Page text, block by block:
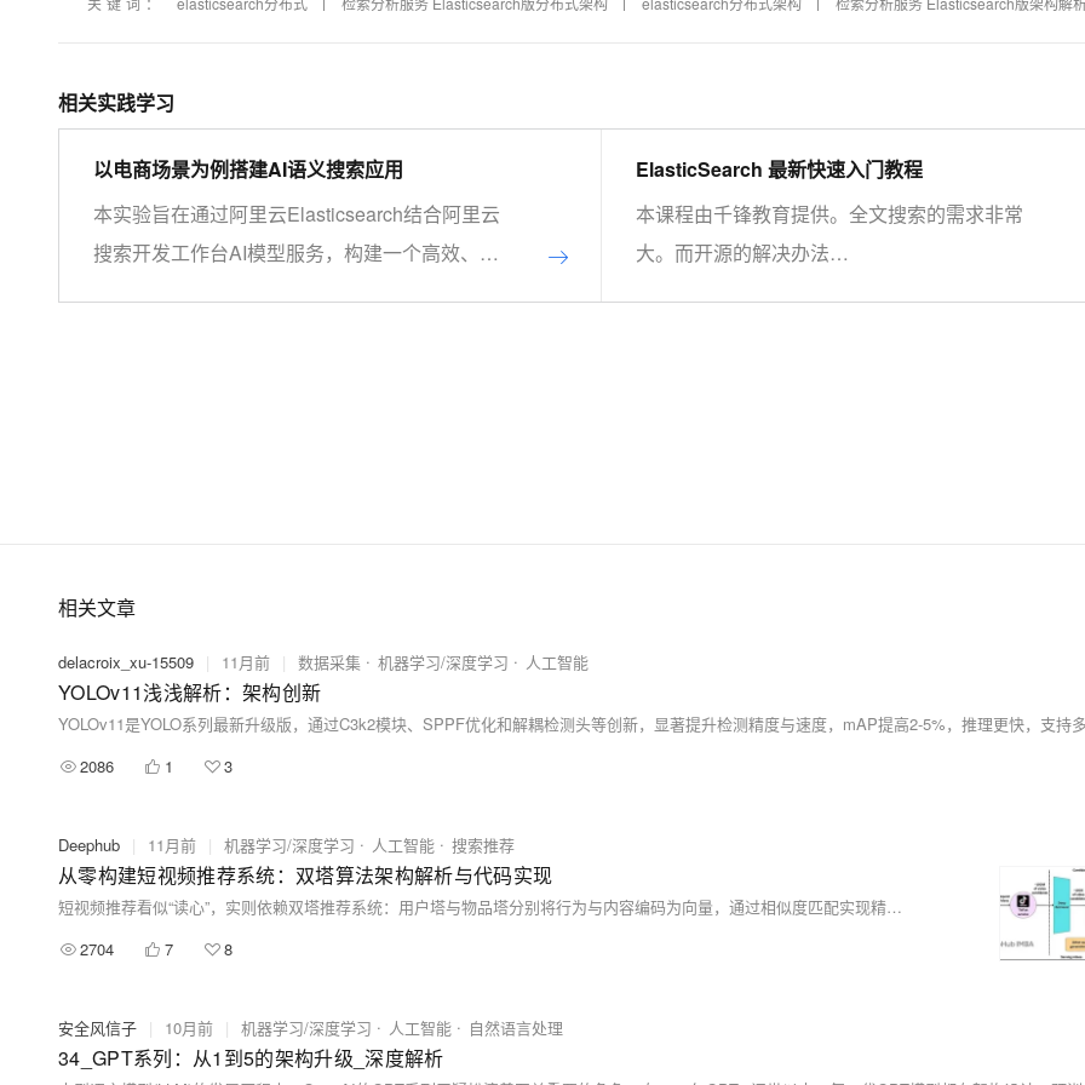
相关实践学习
以电商场景为例搭建AI语义搜索应用
本实验旨在通过阿里云Elasticsearch结合阿里云
搜索开发工作台AI模型服务，构建一个高效、精
ElasticSearch 最新快速入门教程
本课程由千锋教育提供。全文搜索的需求非常
大。而开源的解决办法
相关文章
delacroix_xu-15509 | 11月前 | 数据采集 机器学习/深度学习 人工智能
YOLOv11浅浅解析：架构创新
2086 1 3
Deephub | 11月前 | 机器学习/深度学习 人工智能 搜索推荐
从零构建短视频推荐系统：双塔算法架构解析与代码实现
短视频推荐看似“读心”，实则依赖双塔推荐系统：用户塔与物品塔分别将行为与内容编码为向量，通过相似度匹配实现精准推送。本文解析其架构原理、技术实现与工程挑战，揭秘抖音等平台如何用AI抓住你的注意力。
2704
7 8
安全风信子 | 10月前 | 机器学习/深度学习 人工智能 自然语言处理
34_GPT系列：从1到5的架构升级_深度解析